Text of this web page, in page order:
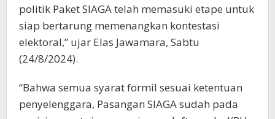
politik Paket SIAGA telah memasuki etape untuk
siap bertarung memenangkan kontestasi
elektoral,” ujar Elas Jawamara, Sabtu
(24/8/2024).
“Bahwa semua syarat formil sesuai ketentuan
penyelenggara, Pasangan SIAGA sudah pada